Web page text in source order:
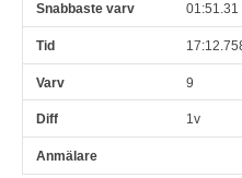
01:51.31
9
1v